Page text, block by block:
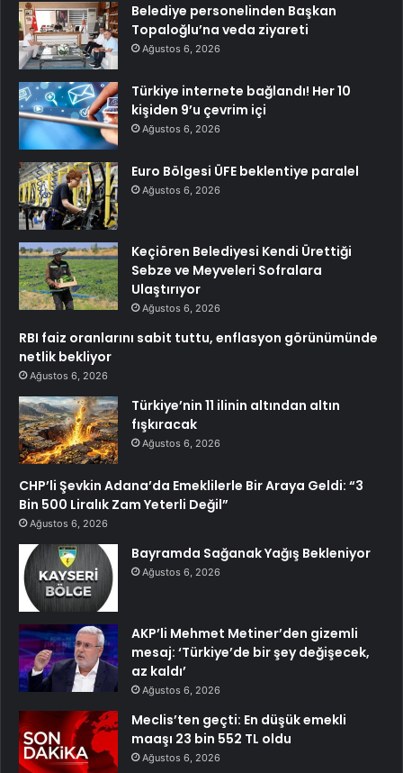
Belediye personelinden Başkan
Topaloğlu’na veda ziyareti
Ağustos 6, 2026
Türkiye internete bağlandı! Her 10
kişiden 9’u çevrim içi
Ağustos 6, 2026
Euro Bölgesi ÜFE beklentiye paralel
Ağustos 6, 2026
Keçiören Belediyesi Kendi Ürettiği
Sebze ve Meyveleri Sofralara
Ulaştırıyor
Ağustos 6, 2026
RBI faiz oranlarını sabit tuttu, enflasyon görünümünde
netlik bekliyor
Ağustos 6, 2026
Türkiye’nin 11 ilinin altından altın
fışkıracak
Ağustos 6, 2026
CHP’li Şevkin Adana’da Emeklilerle Bir Araya Geldi: “3
Bin 500 Liralık Zam Yeterli Değil”
Ağustos 6, 2026
Bayramda Sağanak Yağış Bekleniyor
Ağustos 6, 2026
AKP’li Mehmet Metiner’den gizemli
mesaj: ‘Türkiye’de bir şey değişecek,
az kaldı’
Ağustos 6, 2026
Meclis’ten geçti: En düşük emekli
maaşı 23 bin 552 TL oldu
Ağustos 6, 2026